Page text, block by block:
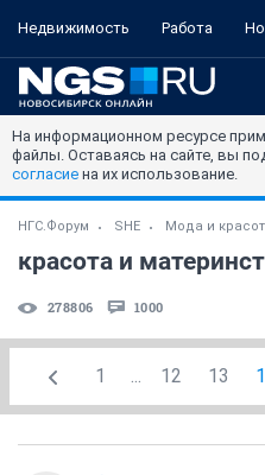
Недвижимость Работа
На информационном ресурсе
файлы. Оставаясь на сайте, вы
согласие на их использование.
НГС.Форум SHE Мода и
красота и
278806 1000
1 ... 12 13